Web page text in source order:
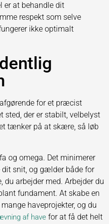
er at behandle dit
respekt som selve
ikke optimalt
for et præcist
der er stabilt, velbelyst
tænker på at skære, så løb
og omega. Det minimerer
snit, og gælder både for
arbejder med. Arbejder du
fundament. At skabe en
haveprojekter, og du
af have for at få det helt